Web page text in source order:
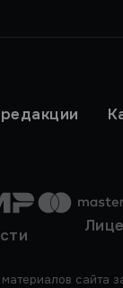
сайта